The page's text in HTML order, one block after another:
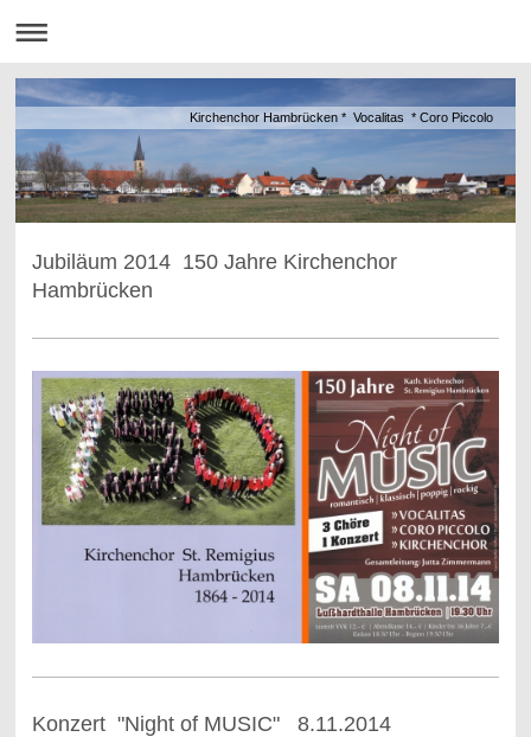
Kirchenchor Hambrücken * Vocalitas * Coro Piccolo
Jubiläum 2014 150 Jahre Kirchenchor
Hambrücken
Konzert "Night of MUSIC" 8.11.2014